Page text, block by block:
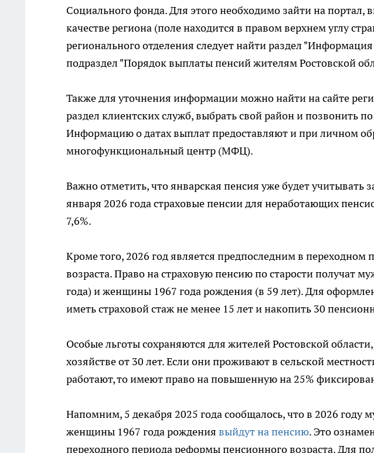
Социального фонда. Для этого необходимо зайти на портал,
качестве региона (поле находится в правом верхнем углу
регионального отделения следует найти раздел
подраздел "Порядок выплаты пенсий жителям Ростовской
Также для уточнения информации можно найти на сайте
раздел клиентских служб, выбрать свой район и позвонить
Информацию о датах выплат предоставляют и при личном
многофункциональный центр (МФЦ).
Важно отметить, что январская пенсия уже будет
января 2026 года страховые пенсии для неработающих
7,6%.
Кроме того, 2026 год является предпоследним в
возраста. Право на страховую пенсию по старости получат
года) и женщины 1967 года рождения (в 59 лет). Для
иметь страховой стаж не менее 15 лет и накопить 30
Особые льготы сохраняются для жителей Ростовской
хозяйстве от 30 лет. Если они проживают в сельской
работают, то имеют право на повышенную на 25%
Напомним, 5 декабря 2025 года сообщалось, что в 2026 году
женщины 1967 года рождения выйдут на пенсию. Это
переходного периода реформы пенсионного возраста. Для